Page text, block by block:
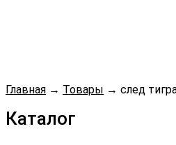
Главная → Товары → след
Каталог